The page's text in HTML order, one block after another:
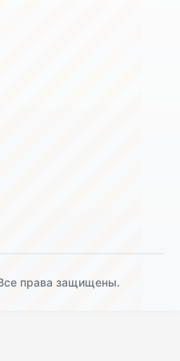
права защищены.